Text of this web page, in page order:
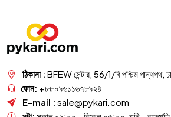
ঠিকানা : BFEW সেন্টার, 56/1/বি পশ্চিম পান্থপথ,
ফোন: +৮৮০৯৬১১৬৭৮৯২৪
E-mail : sale@pykari.com